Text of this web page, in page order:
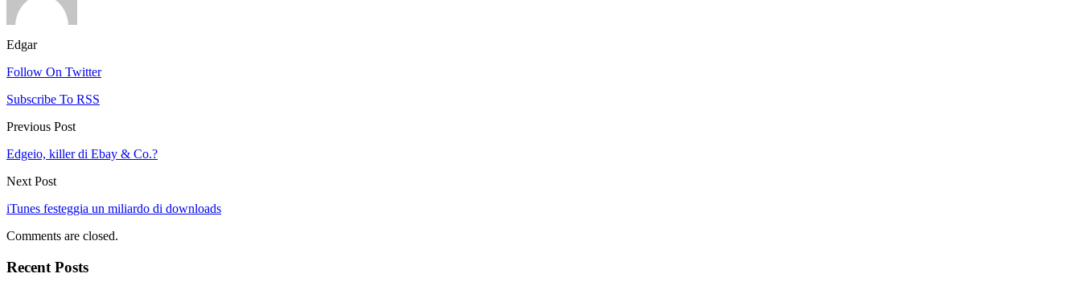
Edgar
Follow On Twitter
Subscribe To RSS
Previous Post
Edgeio, killer di Ebay & Co.?
Next Post
iTunes festeggia un miliardo di downloads
Comments are closed.
Recent Posts